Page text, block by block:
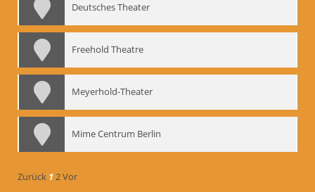
Deutsches Theater
Freehold Theatre
Meyerhold-Theater
Mime Centrum Berlin
Zurück 12Vor